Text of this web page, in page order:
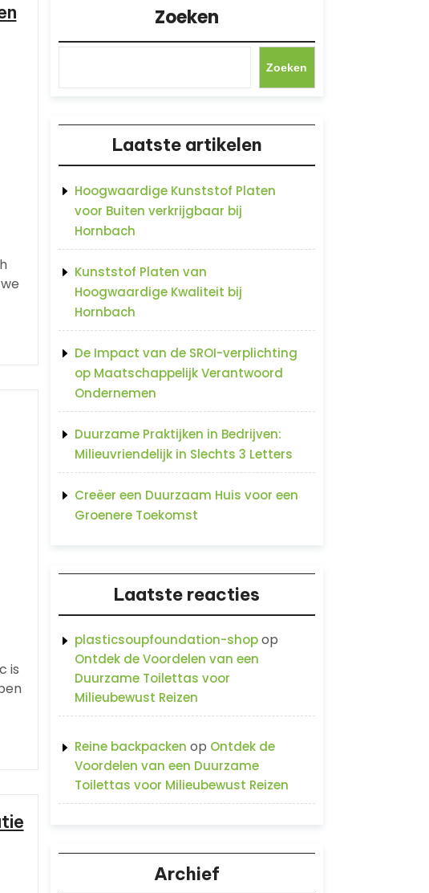
is
Zoeken
Zoeken
Laatste artikelen
Hoogwaardige Kunststof Platen
voor Buiten verkrijgbaar bij
Hornbach
Kunststof Platen van
Hoogwaardige Kwaliteit bij
Hornbach
De Impact van de SROI-verplichting
op Maatschappelijk Verantwoord
Ondernemen
Duurzame Praktijken in Bedrijven:
Milieuvriendelijk in Slechts 3 Letters
Creëer een Duurzaam Huis voor een
Groenere Toekomst
Laatste reacties
plasticsoupfoundation-shopop
Ontdek de Voordelen van een
Duurzame Toilettas voor
Milieubewust Reizen
Reine backpacken op Ontdek de
Voordelen van een Duurzame
Toilettas voor Milieubewust Reizen
Archief